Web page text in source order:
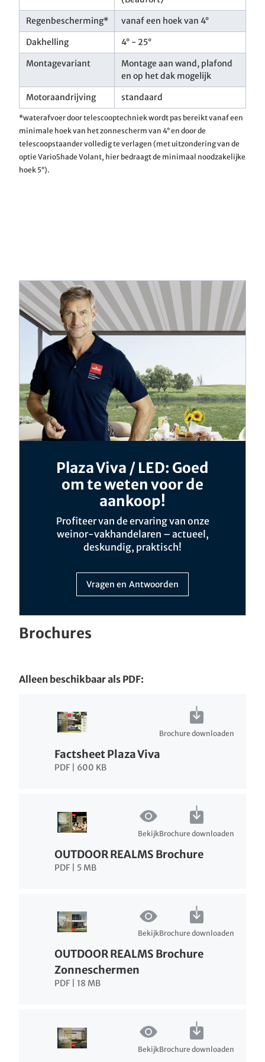
Regenbescherming*
vanaf een hoek van 4°
Dakhelling
4° - 25°
Montagevariant
Montage aan wand, plafond
en op het dak mogelijk
Motoraandrijving
standaard
*waterafvoer door telescooptechniek wordt pas bereikt vanaf een
minimale hoek van het zonnescherm van 4° en door de
telescoopstaander volledig te verlagen (met uitzondering van de
optie VarioShade Volant, hier bedraagt de minimaal noodzakelijke
hoek 5°).
Plaza Viva / LED: Goed
om te weten voor de
aankoop!
Profiteer van de ervaring van onze
weinor-vakhandelaren – actueel,
deskundig, praktisch!
Vragen en Antwoorden
Brochures
Alleen beschikbaar als PDF:
Brochure downloaden
Factsheet Plaza Viva
PDF | 600 KB
BekijkBrochure downloaden
OUTDOOR REALMS Brochure
PDF | 5 MB
BekijkBrochure downloaden
OUTDOOR REALMS Brochure
Zonneschermen
PDF | 18 MB
BekijkBrochure downloaden